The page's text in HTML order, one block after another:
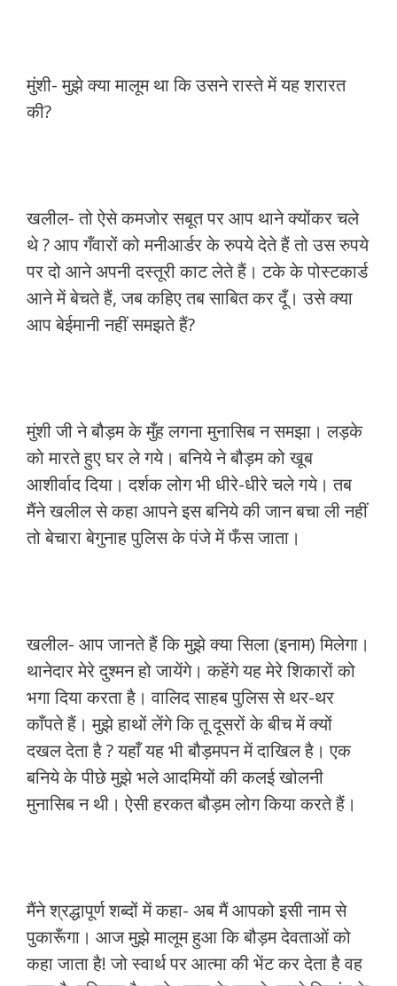
मुंशी- मुझे क्या मालूम था कि उसने रास्ते में यह शरारत
की?
खलील- तो ऐसे कमजोर सबूत पर आप थाने क्योंकर चले
थे ? आप गँवारों को मनीआर्डर के रुपये देते हैं तो उस रुपये
पर दो आने अपनी दस्तूरी काट लेते हैं। टके के पोस्टकार्ड
आने में बेचते हैं, जब कहिए तब साबित कर दूँ। उसे क्या
आप बेईमानी नहीं समझते हैं?
मुंशी जी ने बौड़म के मुँह लगना मुनासिब न समझा। लड़के
को मारते हुए घर ले गये। बनिये ने बौड़म को खूब
आशीर्वाद दिया। दर्शक लोग भी धीरे-धीरे चले गये। तब
मैंने खलील से कहा आपने इस बनिये की जान बचा ली नहीं
तो बेचारा बेगुनाह पुलिस के पंजे में फँस जाता।
खलील- आप जानते हैं कि मुझे क्या सिला (इनाम) मिलेगा।
थानेदार मेरे दुश्मन हो जायेंगे। कहेंगे यह मेरे शिकारों को
भगा दिया करता है। वालिद साहब पुलिस से थर-थर
काँपते हैं। मुझे हाथों लेंगे कि तू दूसरों के बीच में क्यों
दखल देता है ? यहाँ यह भी बौड़मपन में दाखिल है। एक
बनिये के पीछे मुझे भले आदमियों की कलई खोलनी
मुनासिब न थी। ऐसी हरकत बौड़म लोग किया करते हैं।
मैंने श्रद्धापूर्ण शब्दों में कहा- अब मैं आपको इसी नाम से
पुकारूँगा। आज मुझे मालूम हुआ कि बौड़म देवताओं को
कहा जाता है! जो स्वार्थ पर आत्मा की भेंट कर देता है वह